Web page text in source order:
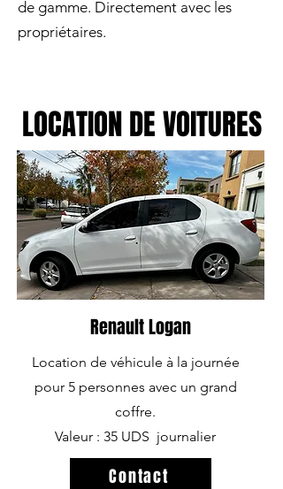
de gamme. Directement avec les
propriétaires.
LOCATION DE VOITURES
Renault Logan
Location de véhicule à la journée
pour 5 personnes avec un grand
coffre.
Valeur : 35 UDS journalier
Contact